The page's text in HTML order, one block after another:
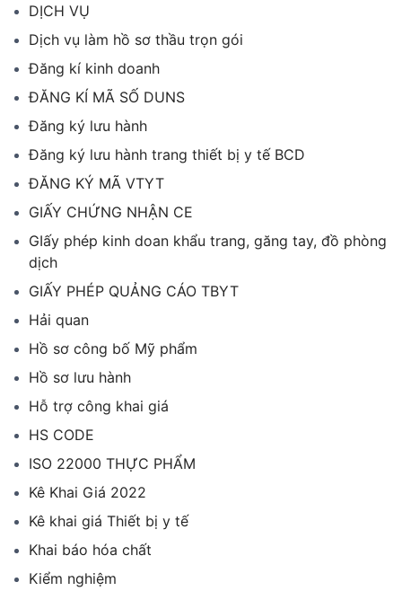
DỊCH VỤ
Dịch vụ làm hồ sơ thầu trọn gói
Đăng kí kinh doanh
ĐĂNG KÍ MÃ SỐ DUNS
Đăng ký lưu hành
Đăng ký lưu hành trang thiết bị y tế BCD
ĐĂNG KÝ MÃ VTYT
GIẤY CHỨNG NHẬN CE
GIấy phép kinh doan khẩu trang, găng tay, đồ phòng
dịch
GIẤY PHÉP QUẢNG CÁO TBYT
Hải quan
Hồ sơ công bố Mỹ phẩm
Hồ sơ lưu hành
Hỗ trợ công khai giá
HS CODE
ISO 22000 THỰC PHẨM
Kê Khai Giá 2022
Kê khai giá Thiết bị y tế
Khai báo hóa chất
Kiểm nghiệm